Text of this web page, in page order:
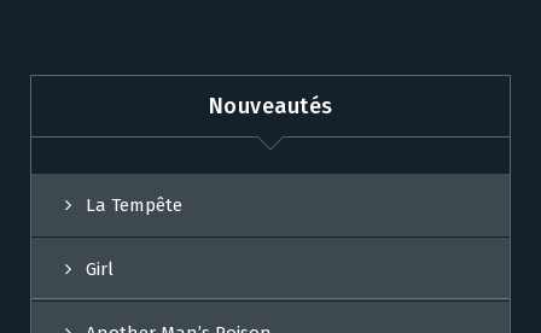
Nouveautés
La Tempête
Girl